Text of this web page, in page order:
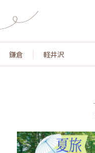
鎌倉 軽井沢
名所・旧跡 温泉・スパ